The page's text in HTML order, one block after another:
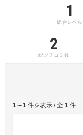
1
総合レベル
2
総クチコミ数
1～1 件を表示 / 全 1 件